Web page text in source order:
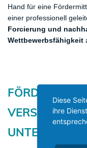
Hand für eine
einer professionell
Forcierung und
Wettbewerbsfähigkeit
Diese
ihre